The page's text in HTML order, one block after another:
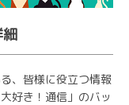
、皆様に役立つ情報
好き！通信」のバッ